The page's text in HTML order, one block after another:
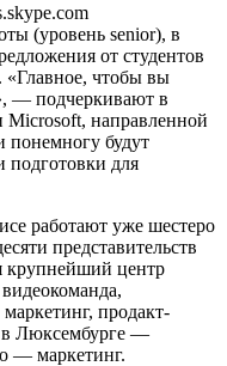
(уровень senior), в
от студентов
чтобы вы
— подчеркивают в
направленной
понемногу будут
подготовки для
работают уже шестеро
представительств
крупнейший центр
продакт-
в Люксембурге —
— маркетинг.